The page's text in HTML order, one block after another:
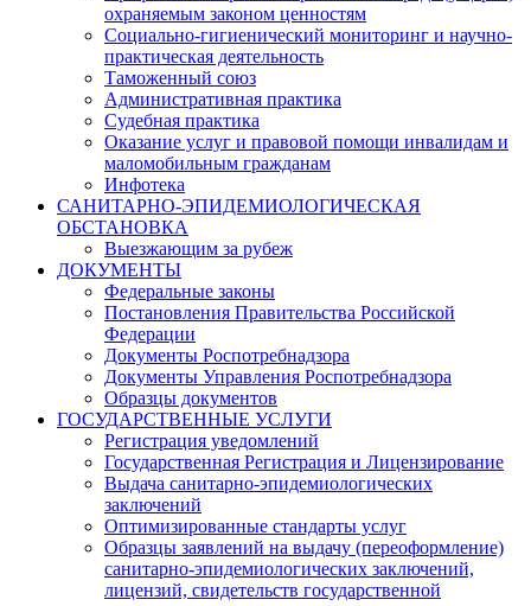
охраняемым законом ценностям
Социально-гигиенический мониторинг и научно-
практическая деятельность
Таможенный союз
Административная практика
Судебная практика
Оказание услуг и правовой помощи инвалидам и
маломобильным гражданам
Инфотека
САНИТАРНО-ЭПИДЕМИОЛОГИЧЕСКАЯ
ОБСТАНОВКА
Выезжающим за рубеж
ДОКУМЕНТЫ
Федеральные законы
Постановления Правительства Российской
Федерации
Документы Роспотребнадзора
Документы Управления Роспотребнадзора
Образцы документов
ГОСУДАРСТВЕННЫЕ УСЛУГИ
Регистрация уведомлений
Государственная Регистрация и Лицензирование
Выдача санитарно-эпидемиологических
заключений
Оптимизированные стандарты услуг
Образцы заявлений на выдачу (переоформление)
санитарно-эпидемиологических заключений,
лицензий, свидетельств государственной